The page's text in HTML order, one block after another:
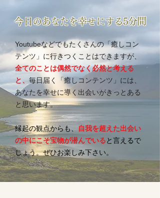
​今日のあなたを幸せにする5分間
Youtubeなどでもたくさんの「癒しコン
テンツ」に行きつくことはできますが、
全てのことは偶然でなく必然と考える
と、毎日届く「癒しコンテンツ」には、
あなたを幸せに導く出会いがきっとある
と思います。
縁起の観点からも、
自我を超えた出会い
の中にこそ宝物が潜んでいると言えるで
しょう。ぜひお楽しみ下さい。